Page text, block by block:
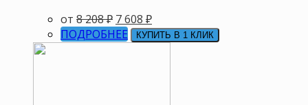
от 8 208₽ 7 608 ₽
ПОДРОБНЕЕ
КУПИТЬ В 1 КЛИК